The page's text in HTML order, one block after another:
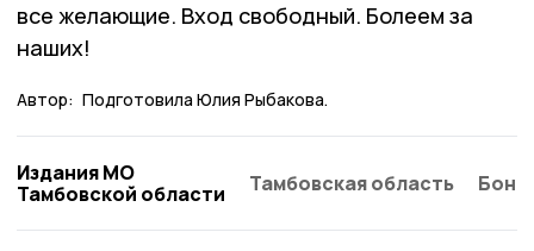
все желающие. Вход свободный. Болеем за
наших!
Автор: Подготовила Юлия Рыбакова.
Издания МО
Тамбовской области
Тамбовская область